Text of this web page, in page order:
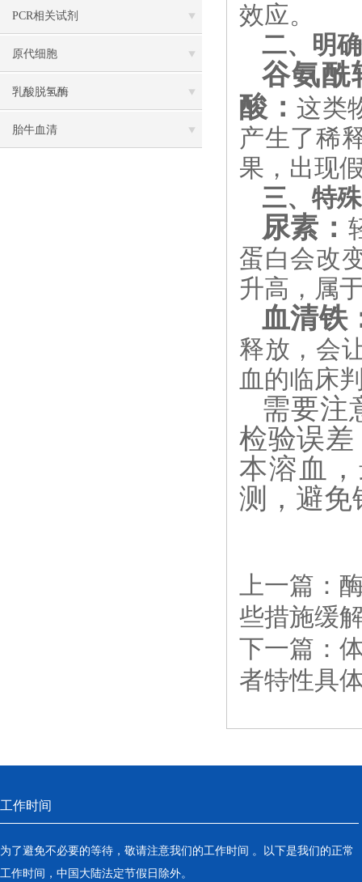
PCR相关试剂
原代细胞
乳酸脱氢酶
胎牛血清
效应。
二、明
谷氨酰
酸‌：这类
产生了稀
果，出现
三、特
尿素‌：
蛋白会改
升高，属
血清铁‌
释放，会
血的临床
需要注
检验误
本溶血
测，避免
上一篇：
些措施缓
下一篇：
者特性具
工作时间
为了避免不必要的等待，敬请注意我们的工作时间 。以下是我们的正常
工作时间，中国大陆法定节假日除外。